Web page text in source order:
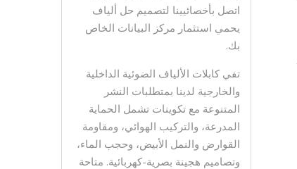
اتصل بأخصائيينا لتصميم حل ألياف
يحمي استثمار مركز البيانات الخاص
بك.
تفي كابلات الألياف الضوئية الداخلية
والخارجية لدينا بمتطلبات النشر
المتنوعة مع تكوينات تشمل الحماية
المدرعة، والتركيب الهوائي، ومقاومة
القوارض والنمل الأبيض، وحجب الماء،
وتصاميم هجينة بصرية-كهربائية. متاحة